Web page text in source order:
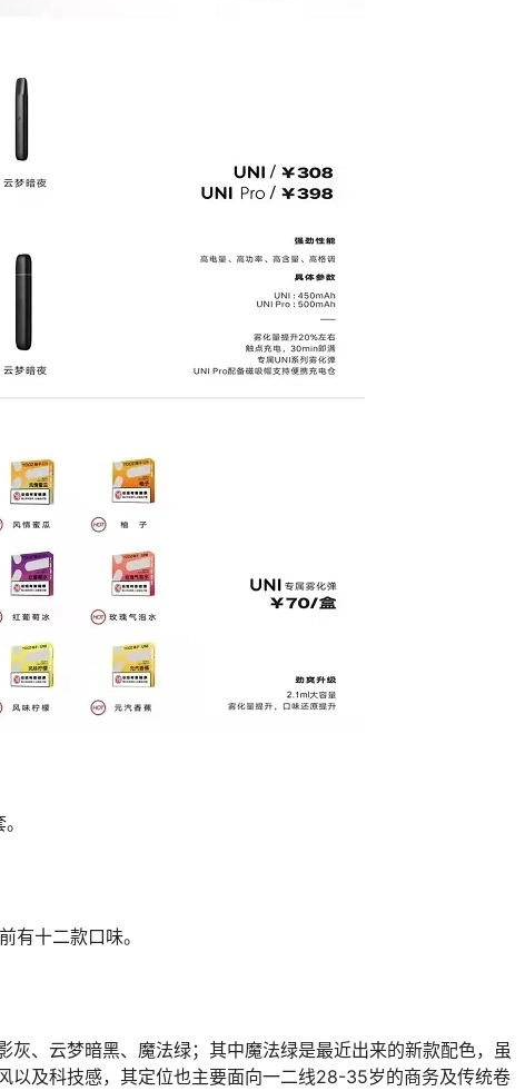
有十二款口味。
、云梦暗黑、魔法绿；其中魔法绿是最近出来的新款配色，虽
以及科技感，其定位也主要面向一二线28-35岁的商务及传统卷